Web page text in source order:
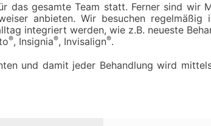
das gesamte Team statt. Ferner sind wir
anbieten. Wir besuchen
integriert werden, wie z.B. neueste
®, Insignia®, Invisalign®.
und damit jeder Behandlung wird